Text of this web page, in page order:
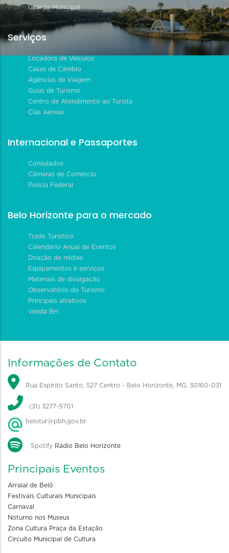
Guarda Municipal
Serviços
Locadora de Veículos
Casas de Câmbio
Agências de Viagem
Guias de Turismo
Centro de Atendimento ao Turista
Cias Aéreas
Internacional e Passaportes
Consulados
Câmaras de Comércio
Polícia Federal
Belo Horizonte para o mercado
Trade Turístico
Calendário Anual de Eventos
Doação de mídias
Equipamentos e serviços
Materiais de divulgação
Observatório do Turismo
Principais atrativos
Venda BH
Informações de Contato
Rua Espírito Santo, 527 Centro - Belo Horizonte, MG, 30160-031
(31) 3277-9701
belotur@pbh.gov.br
Spotify Rádio Belo Horizonte
Principais Eventos
Arraial de Belô
Festivais Culturais Municipais
Carnaval
Noturno nos Museus
Zona Cultura Praça da Estação
Circuito Municipal de Cultura